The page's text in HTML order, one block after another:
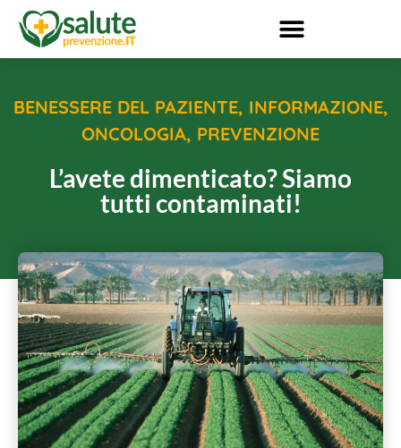
BENESSERE DEL PAZIENTE, INFORMAZIONE,
ONCOLOGIA, PREVENZIONE
L’avete dimenticato? Siamo
tutti contaminati!